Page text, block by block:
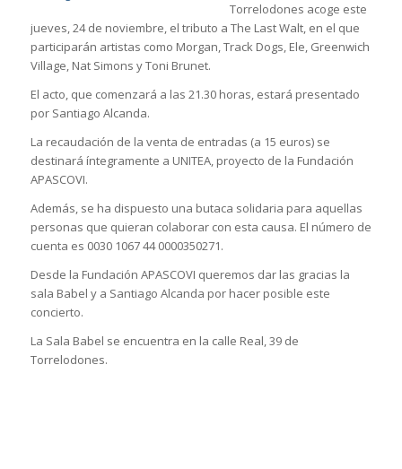
Torrelodones acoge este
jueves, 24 de noviembre, el tributo a The Last Walt, en el que
participarán artistas como Morgan, Track Dogs, Ele, Greenwich
Village, Nat Simons y Toni Brunet.
El acto, que comenzará a las 21.30 horas, estará presentado
por Santiago Alcanda.
La recaudación de la venta de entradas (a 15 euros) se
destinará íntegramente a UNITEA, proyecto de la Fundación
APASCOVI.
Además, se ha dispuesto una butaca solidaria para aquellas
personas que quieran colaborar con esta causa. El número de
cuenta es 0030 1067 44 0000350271.
Desde la Fundación APASCOVI queremos dar las gracias la
sala Babel y a Santiago Alcanda por hacer posible este
concierto.
La Sala Babel se encuentra en la calle Real, 39 de
Torrelodones.